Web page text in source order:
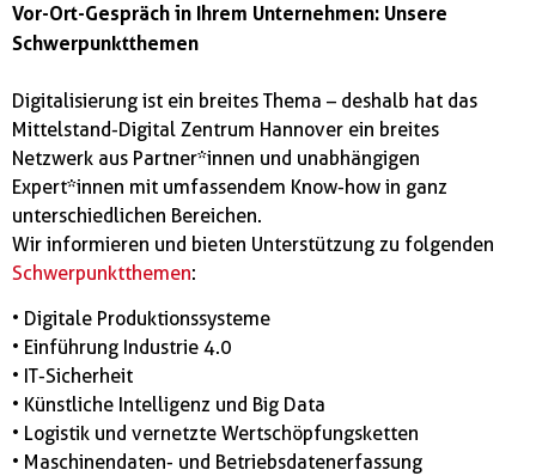
Vor-Ort-Gespräch in Ihrem Unternehmen: Unsere
Schwerpunktthemen
Digitalisierung ist ein breites Thema – deshalb hat das
Mittelstand-Digital Zentrum Hannover ein breites
Netzwerk aus Partner*innen und unabhängigen
Expert*innen mit umfassendem Know-how in ganz
unterschiedlichen Bereichen.
Wir informieren und bieten Unterstützung zu folgenden
Schwerpunktthemen:
• Digitale Produktionssysteme
• Einführung Industrie 4.0
• IT-Sicherheit
• Künstliche Intelligenz und Big Data
• Logistik und vernetzte Wertschöpfungsketten
• Maschinendaten- und Betriebsdatenerfassung